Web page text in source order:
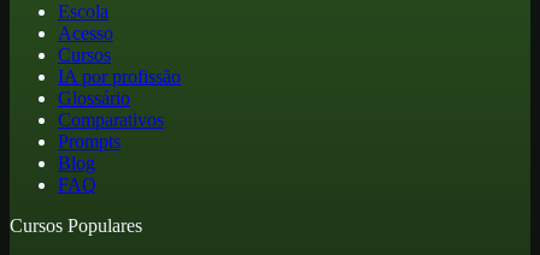
Escola
Acesso
Cursos
IA por profissão
Glossário
Comparativos
Prompts
Blog
FAQ
Cursos Populares